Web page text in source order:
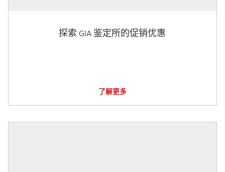
探索 GIA 鉴定所的促销优惠
了解更多